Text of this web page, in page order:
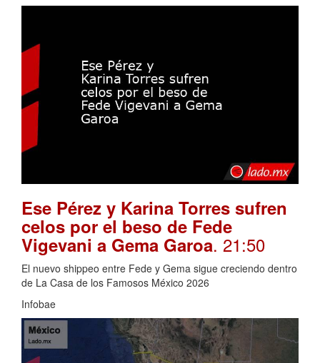
Ese Pérez y Karina Torres sufren
celos por el beso de Fede
Vigevani a Gema Garoa. 21:50
El nuevo shippeo entre Fede y Gema sigue creciendo dentro
de La Casa de los Famosos México 2026
Infobae